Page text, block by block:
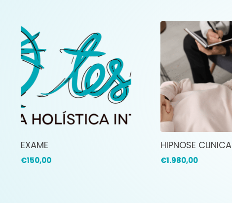
EXAME
€150,00
HIPNOSE CLINICA
€1.980,00